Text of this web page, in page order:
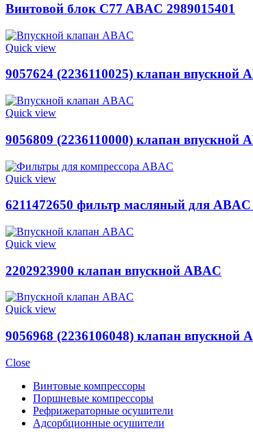
Винтовой блок C77 ABAC 2989015401
Quick view
9057624 (2236110025) клапан впускной
Quick view
9056809 (2236110000) клапан впускной
Quick view
6211472650 фильтр масляный для ABAC
Quick view
2202923900 клапан впускной ABAC
Quick view
9056968 (2236106048) клапан впускной
Close
Винтовые компрессоры
Поршневые компрессоры
Рефрижераторные осушители
Адсорбционные осушители